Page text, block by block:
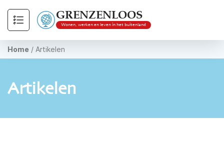
GRENZENLOOS
Wonen, werken en leven in het buitenland
Home / Artikelen
Artikelen